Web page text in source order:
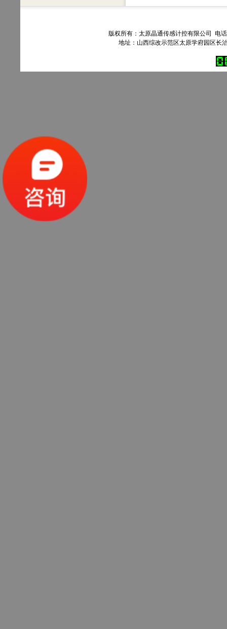
版权所有：太原晶通传感计控有限公司 电
地址：山西综改示范区太原学府园区长